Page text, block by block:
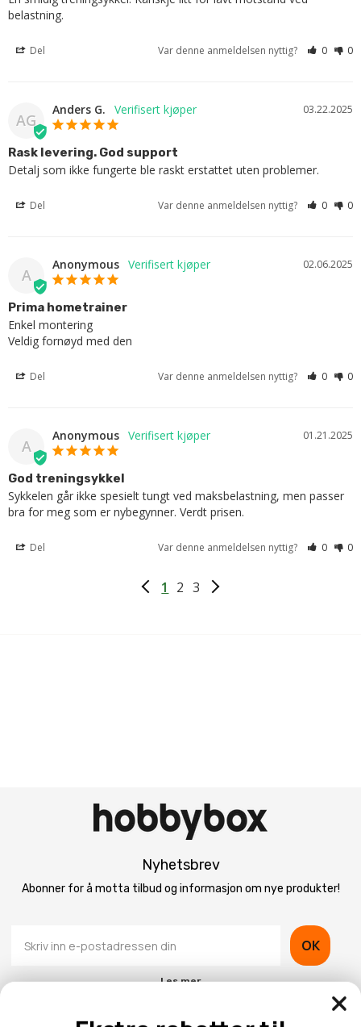
belastning.
Del Var denne anmeldelsen nyttig? 0 0
AG
03.22.2025
Anders G.
Rask levering. God support
Detalj som ikke fungerte ble raskt erstattet uten problemer.
Del Var denne anmeldelsen nyttig? 0 0
A
02.06.2025
Anonymous
Prima hometrainer
Enkel montering
Veldig fornøyd med den
Del Var denne anmeldelsen nyttig? 0 0
A
01.21.2025
Anonymous
God treningsykkel
Sykkelen går ikke spesielt tungt ved maksbelastning, men passer
bra for meg som er nybegynner. Verdt prisen.
Del Var denne anmeldelsen nyttig? 0 0
1 2 3
Nyhetsbrev
Abonner for å motta tilbud og informasjon om nye produkter!
OK
Les mer